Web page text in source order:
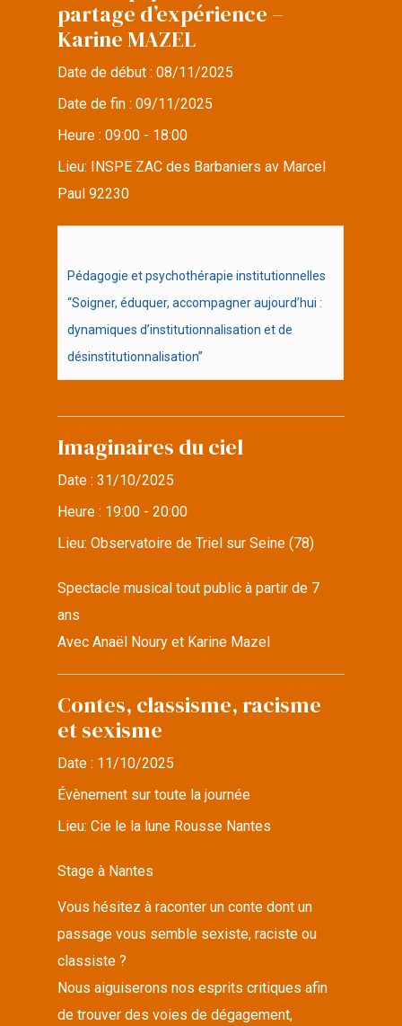
partage d’expérience –
Karine MAZEL
Date de début :08/11/2025
Date de fin :09/11/2025
Heure :09:00 - 18:00
Lieu:
INSPE ZAC des Barbaniers av Marcel
Paul 92230
Pédagogie et psychothérapie institutionnelles
“Soigner, éduquer, accompagner aujourd’hui :
dynamiques d’institutionnalisation et de
désinstitutionnalisation”
Imaginaires du ciel
Date :31/10/2025
Heure : 19:00 - 20:00
Lieu:Observatoire de Triel sur Seine (78)
Spectacle musical tout public à partir de 7
ans
Avec Anaël Noury et Karine Mazel
Contes, classisme, racisme
et sexisme
Date : 11/10/2025
Évènement sur toute la journée
Lieu:Cie le la lune Rousse Nantes
Stage à Nantes
Vous hésitez à raconter un conte dont un
passage vous semble sexiste, raciste ou
classiste ?
Nous aiguiserons nos esprits critiques afin
de trouver des voies de dégagement,